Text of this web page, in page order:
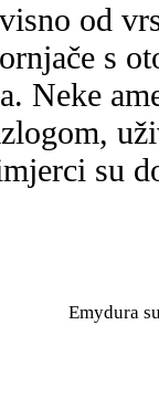
od
s
Neke
su